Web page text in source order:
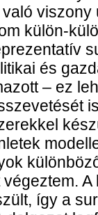
külön-
és
– ez
így a